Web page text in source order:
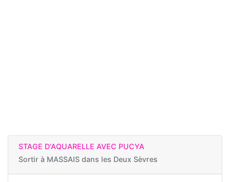
STAGE D'AQUARELLE AVEC PUCYA
Sortir à MASSAIS dans les Deux Sèvres